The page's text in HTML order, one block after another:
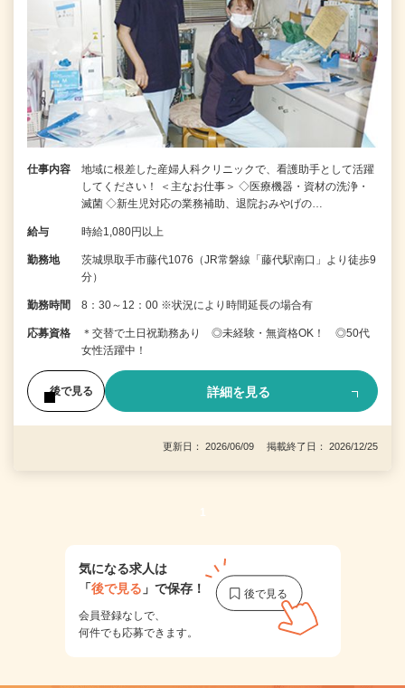
仕事内容
地域に根差した産婦人科クリニックで、看護助手として活躍
してください！ ＜主なお仕事＞ ◇医療機器・資材の洗浄・
滅菌 ◇新生児対応の業務補助、退院おみやげの…
給与 時給1,080円以上
勤務地
茨城県取手市藤代1076（JR常磐線「藤代駅南口」より徒歩9
分）
勤務時間 8：30～12：00 ※状況により時間延長の場合有
応募資格
＊交替で土日祝勤務あり ◎未経験・無資格OK！ ◎50代
女性活躍中！
後で見る 詳細を見る
更新日： 2026/06/09 掲載終了日： 2026/12/25
1
気になる求人は
「後で見る 」で保存！
会員登録なしで、
何件でも応募できます。